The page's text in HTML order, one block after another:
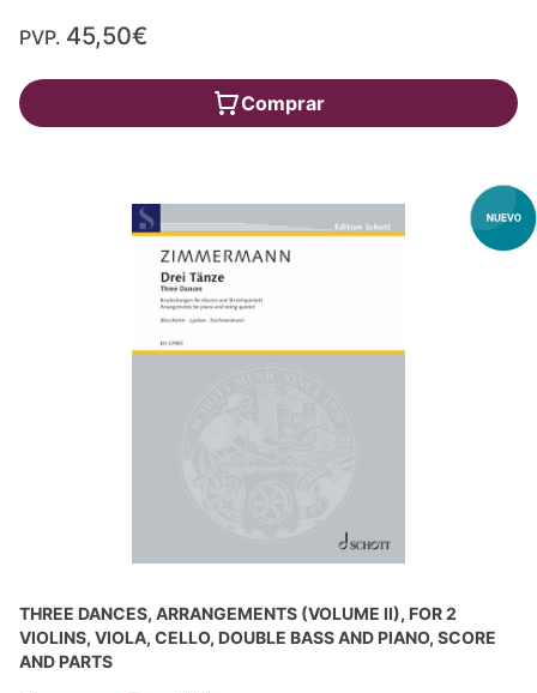
PVP. 45,50€
Comprar
THREE DANCES, ARRANGEMENTS (VOLUME II), FOR 2
VIOLINS, VIOLA, CELLO, DOUBLE BASS AND PIANO, SCORE
AND PARTS